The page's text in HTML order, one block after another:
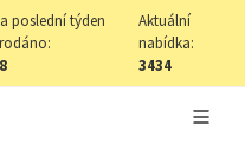
poslední týden
Aktuální
nabídka:
3434